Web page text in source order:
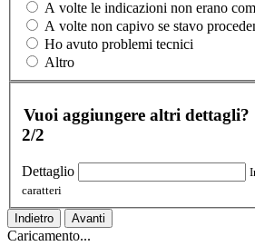
A volte le indicazioni non erano
A volte non capivo se stavo
Ho avuto problemi tecnici
Altro
Vuoi aggiungere altri dettagli?
2/2
Dettaglio
caratteri
Indietro Avanti
Caricamento...